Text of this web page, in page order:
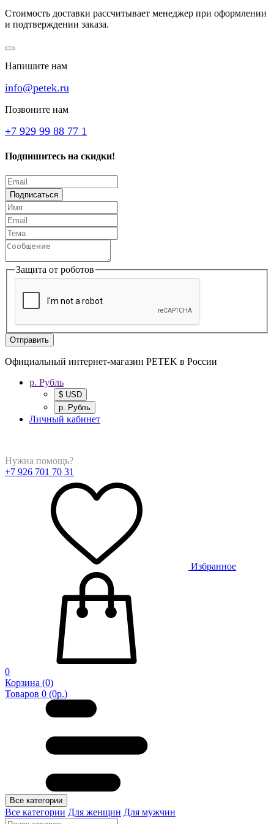
Стоимость доставки рассчитывает менеджер при оформлении
и подтверждении заказа.
Напишите нам
info@petek.ru
Позвоните нам
+7 929 99 88 77 1
Подпишитесь на скидки!
Подписаться
Защита от роботов
Отправить
Официальный интернет-магазин PETEK в России
р. Рубль
$ USD
р. Рубль
Личный кабинет
Нужна помощь?
+7 926 701 70 31
Избранное
0
Корзина (0)
Товаров 0 (0р.)
Все категории
Все категории Для женщин Для мужчин